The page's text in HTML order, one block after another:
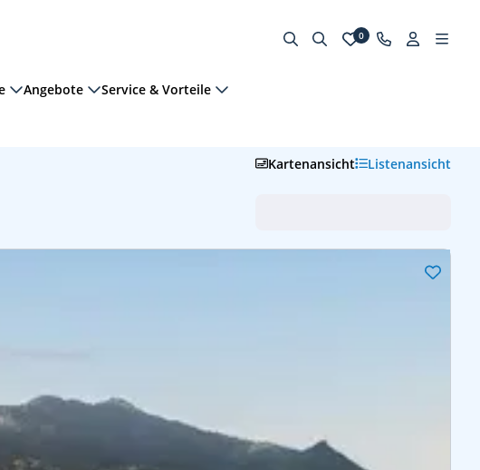
0
Angebote Service & Vorteile
Kartenansicht Listenansicht